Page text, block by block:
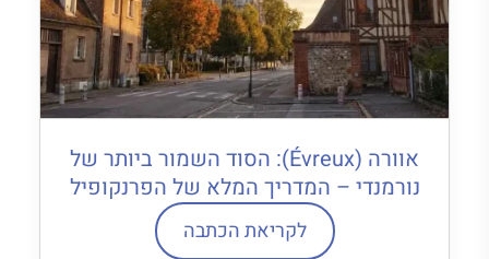
אוורה (Évreux): הסוד השמור ביותר של
נורמנדי – המדריך המלא של הפרנקופיל
לקריאת הכתבה